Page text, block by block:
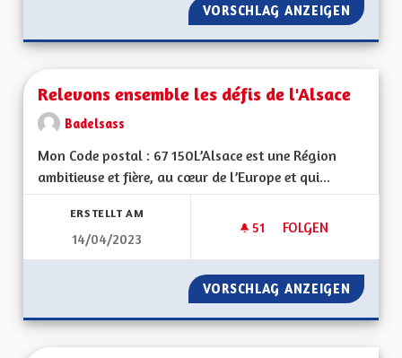
VORSCHLAG ANZEIGEN
Relevons ensemble les défis de l'Alsace
Badelsass
Mon Code postal : 67 150L’Alsace est une Région
ambitieuse et fière, au cœur de l’Europe et qui...
ERSTELLT AM
14/04/2023
51 51 FOLLOWER
FOLGEN
RELEVONS
VORSCHLAG ANZEIGEN